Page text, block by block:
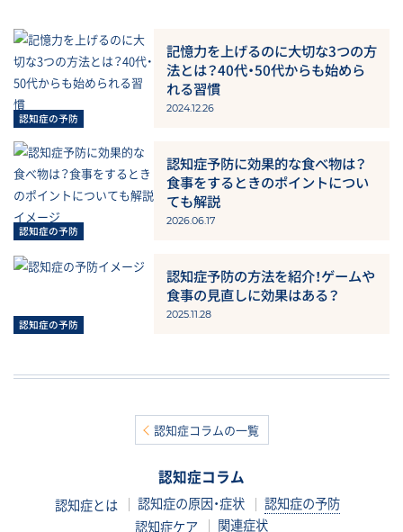
記憶力を上げるのに大切な3つの方
法とは？40代・50代からも始めら
れる習慣
2024.12.26
認知症予防に効果的な食べ物は？
食事をするときのポイントについ
ても解説
2026.06.17
認知症予防の方法を紹介！ゲームや
食事の見直しに効果はある？
2025.11.28
認知症コラムの一覧
認知症コラム
認知症とは 認知症の原因・症状
認知症の予防
認知症ケア
関連症状